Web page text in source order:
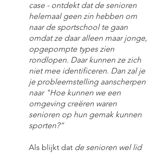
case - ontdekt dat de senioren
helemaal geen zin hebben om
naar de sportschool te gaan
omdat ze daar alleen maar jonge,
opgepompte types zien
rondlopen. Daar kunnen ze zich
niet mee identificeren. Dan zal je
je probleemstelling aanscherpen
naar "Hoe kunnen we een
omgeving creëren waren
senioren op hun gemak kunnen
sporten?”
Als blijkt dat de senioren wel lid